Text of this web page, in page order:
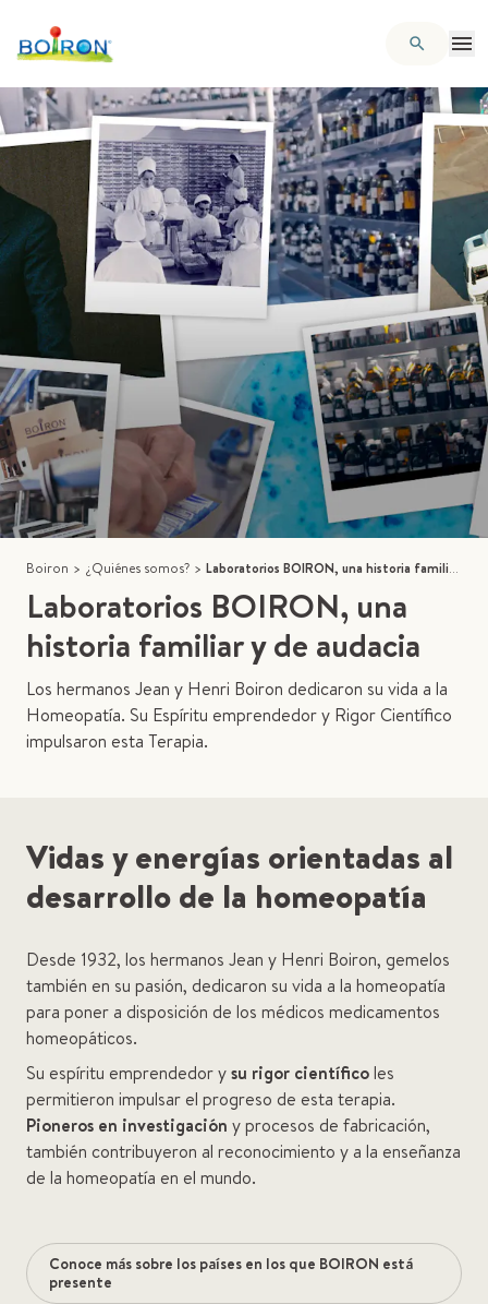
Boiron > ¿Quiénes somos? > Laboratorios BOIRON, una historia familiar y de audacia
Laboratorios BOIRON, una
historia familiar y de audacia
Los hermanos Jean y Henri Boiron dedicaron su vida a la
Homeopatía. Su Espíritu emprendedor y Rigor Científico
impulsaron esta Terapia.
Vidas y energías orientadas al
desarrollo de la homeopatía
Desde 1932, los hermanos Jean y Henri Boiron, gemelos
también en su pasión, dedicaron su vida a la homeopatía
para poner a disposición de los médicos medicamentos
homeopáticos.
Su espíritu emprendedor ysu rigor científicoles
permitieron impulsar el progreso de esta terapia.
Pioneros en investigación y procesos de fabricación,
también contribuyeron al reconocimiento y a la enseñanza
de la homeopatía en el mundo.
Conoce más sobre los países en los que BOIRON está
presente